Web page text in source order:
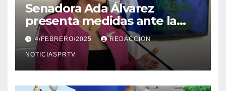
Senadora Ada Álvarez
presenta medidas ante la
violencia en el noviazgo
4/FEBRERO/2025 REDACCION
NOTICIASPRTV